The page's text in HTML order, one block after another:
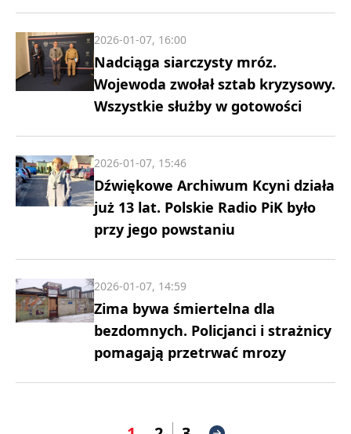
Nadciąga siarczysty mróz.
Wojewoda zwołał sztab kryzysowy.
Wszystkie służby w gotowości
2026-01-07, 16:00
Dźwiękowe Archiwum Kcyni działa
już 13 lat. Polskie Radio PiK było
przy jego powstaniu
2026-01-07, 15:46
Zima bywa śmiertelna dla
bezdomnych. Policjanci i strażnicy
pomagają przetrwać mrozy
2026-01-07, 14:59